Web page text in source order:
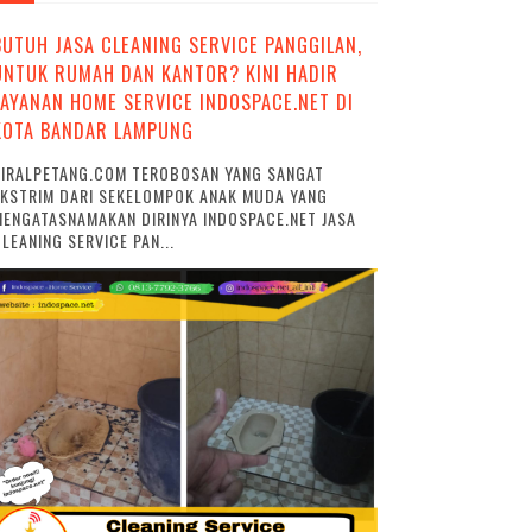
JASA CLEANING SERVICE PANGGILAN,
RUMAH DAN KANTOR? KINI HADIR
HOME SERVICE INDOSPACE.NET DI
BANDAR LAMPUNG
TEROBOSAN YANG SANGAT
DARI SEKELOMPOK ANAK MUDA YANG
DIRINYA INDOSPACE.NET JASA
SERVICE PAN...